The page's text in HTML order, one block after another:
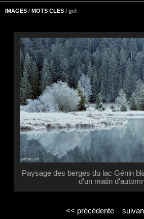
IMAGES / MOTS CLES / gel
Paysage des berges du lac Génin
d'un matin
<< précédente